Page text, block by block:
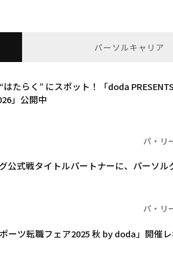
パーソルキャリア
はたらく” にスポット！「doda
」公開中
パ・リ
公式戦タイトルパートナーに、パーソル
パ・リ
ポーツ転職フェア2025 秋 by doda」開催